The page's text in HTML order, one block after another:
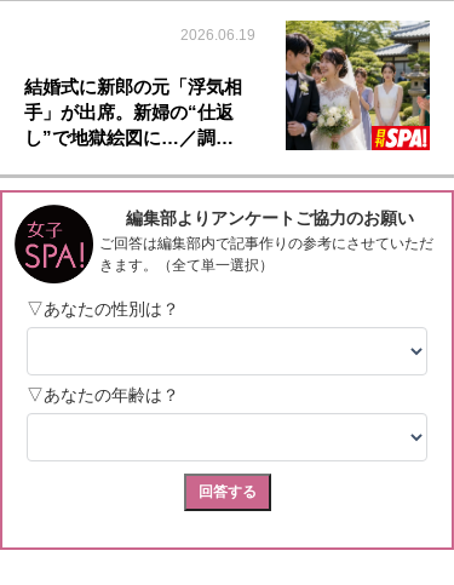
2026.06.19
結婚式に新郎の元「浮気相
手」が出席。新婦の“仕返
し”で地獄絵図に…／調…